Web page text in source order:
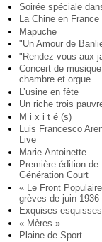
Soirée spéciale
La Chine en France
Mapuche
"Un Amour de
"Rendez-vous aux
Concert de
chambre et orgue
L’usine en fête
Un riche trois
M i x i t é (s)
Luis Francesco
Live
Marie-Antoinette
Première édition de
Génération Court
« Le Front
grèves de juin 1936
Exquises esquisses
« Mères »
Plaine de Sport